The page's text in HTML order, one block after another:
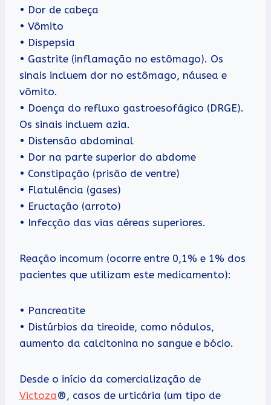
• Dor de cabeça
• Vômito
• Dispepsia
• Gastrite (inflamação no estômago). Os
sinais incluem dor no estômago, náusea e
vômito.
• Doença do refluxo gastroesofágico (DRGE).
Os sinais incluem azia.
• Distensão abdominal
• Dor na parte superior do abdome
• Constipação (prisão de ventre)
• Flatulência (gases)
• Eructação (arroto)
• Infecção das vias aéreas superiores.
Reação incomum (ocorre entre 0,1% e 1% dos
pacientes que utilizam este medicamento):
• Pancreatite
• Distúrbios da tireoide, como nódulos,
aumento da calcitonina no sangue e bócio.
Desde o início da comercialização de
Victoza®, casos de urticária (um tipo de